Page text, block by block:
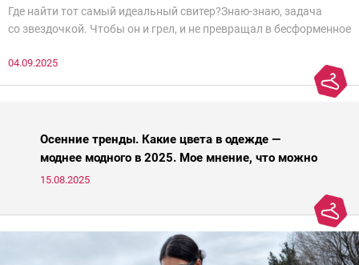
Где найти тот самый идеальный свитер?Знаю-знаю, задача
со звездочкой. Чтобы он и грел, и не превращал в бесформенное
паники.
04.09.2025
Осенние тренды. Какие цвета в одежде —
моднее модного в 2025. Мое мнение, что можно
носить, а что нет
15.08.2025